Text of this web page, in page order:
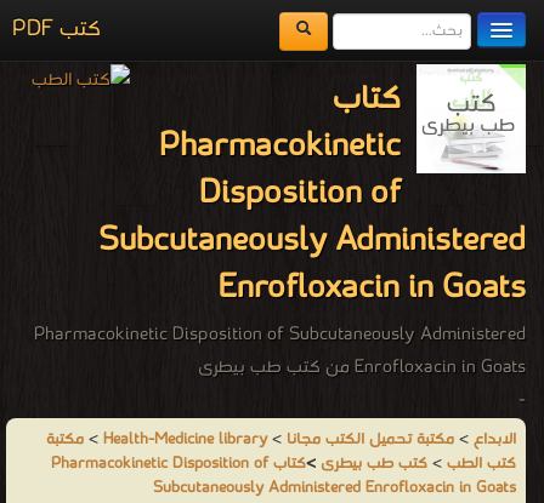
كتب PDF
مكتبة الكتب
المكتبات
يُقرأ حالياً
اضف كتاب
كتاب
Pharmacokinetic
Disposition of
Subcutaneously Administered
Enrofloxacin in Goats
Pharmacokinetic Disposition of Subcutaneously Administered
Enrofloxacin in Goats من كتب طب بيطرى
-
من كتب طب بيطرى - مكتبة كتب الطب.
الابداع>مكتبة تحميل الكتب مجانا >
Health-Medicine library
>مكتبة
كتب الطب>كتب طب بيطرى >
كتاب Pharmacokinetic Disposition of
Subcutaneously Administered Enrofloxacin in Goats